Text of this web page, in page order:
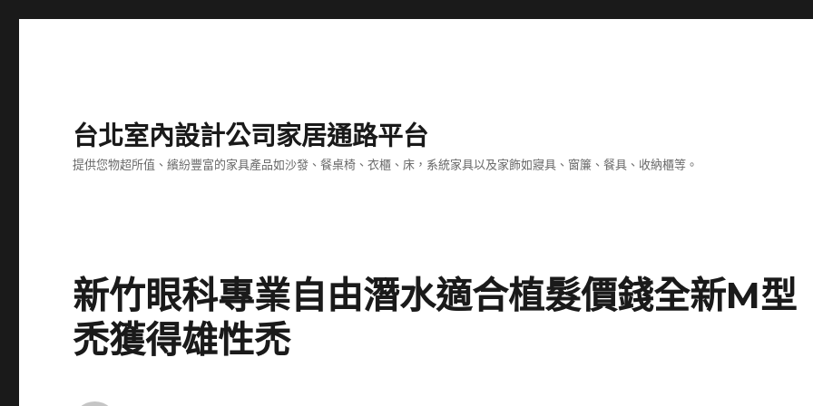
台北室內設計公司家居通路平台
提供您物超所值、繽紛豐富的家具產品如沙發、餐桌椅、衣櫃、床，系統家具以及家飾如寢具、窗簾、餐具、收納櫃等。
新竹眼科專業自由潛水適合植髮價錢全新M型
禿獲得雄性禿